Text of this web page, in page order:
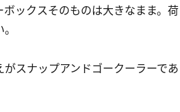
ックスそのものは大きなまま。荷
スナップアンドゴークーラーであ